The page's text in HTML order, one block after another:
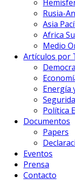
Rusia-
Asia
Africa
Medio
Artículos por
Energía
Política
Documentos
Papers
Eventos
Prensa
Contacto